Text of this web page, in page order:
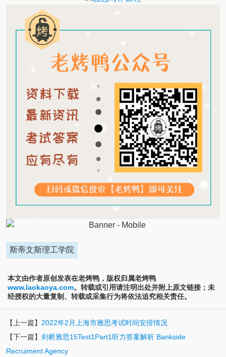
斯蒂文斯理工学院
本文由作者原创发表在老烤鸭，版权归属老烤鸭
www.laokaoya.com。转载或引用请注明出处并附上原文链接；未
经授权的大量复制、转载或采集行为将依法追究相关责任。
【上一篇】 2022年2月上海市雅思考试时间安排情况
【下一篇】 剑桥雅思15Test1Part1听力答案解析 Bankside
Recruiment Agency